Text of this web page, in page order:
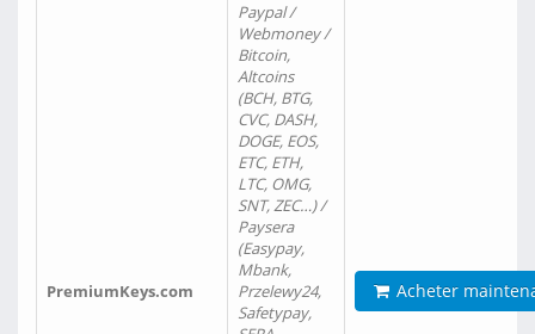
PremiumKeys.com
Paypal /
Webmoney /
Bitcoin,
Altcoins
(BCH, BTG,
CVC, DASH,
DOGE, EOS,
ETC, ETH,
LTC, OMG,
SNT, ZEC…) /
Paysera
(Easypay,
Mbank,
Przelewy24,
Safetypay,
Acheter